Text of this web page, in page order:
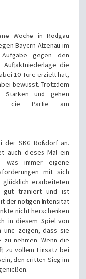
Woche in Rodgau
Bayern Alzenau im
gegen den
Auftaktniederlage die
10 Tore erzielt hat,
bewusst. Trotzdem
und gehen
in die Partie am
der SKG Roßdorf an.
auch dieses Mal ein
was immer eigene
mit sich
erarbeiteten
gut trainiert und ist
der nötigen Intensität
nicht herschenken
in diesem Spiel von
und zeigen, dass sie
nehmen. Wenn die
zu vollem Einsatz bei
den dritten Sieg im